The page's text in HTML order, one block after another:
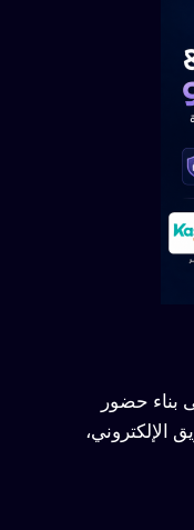
بناء حضور
الإلكتروني،